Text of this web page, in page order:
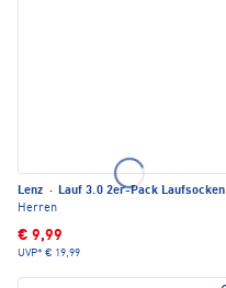
Lenz · Lauf 3.0 2er-Pack Laufsocken
Herren
€ 9,99
UVP* € 19,99